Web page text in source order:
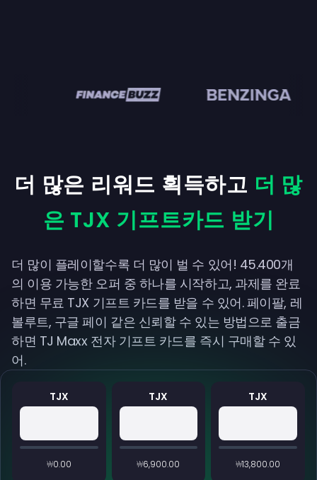
TJX
₩0.00
TJX
₩6,900.00
TJX
₩13,800.00
더 많은 리워드 획득하고 더 많
은 TJX 기프트카드 받기
더 많이 플레이할수록 더 많이 벌 수 있어! 45.400개
의 이용 가능한 오퍼 중 하나를 시작하고, 과제를 완료
하면 무료 TJX 기프트 카드를 받을 수 있어. 페이팔, 레
볼루트, 구글 페이 같은 신뢰할 수 있는 방법으로 출금
하면 TJ Maxx 전자 기프트 카드를 즉시 구매할 수 있
어.